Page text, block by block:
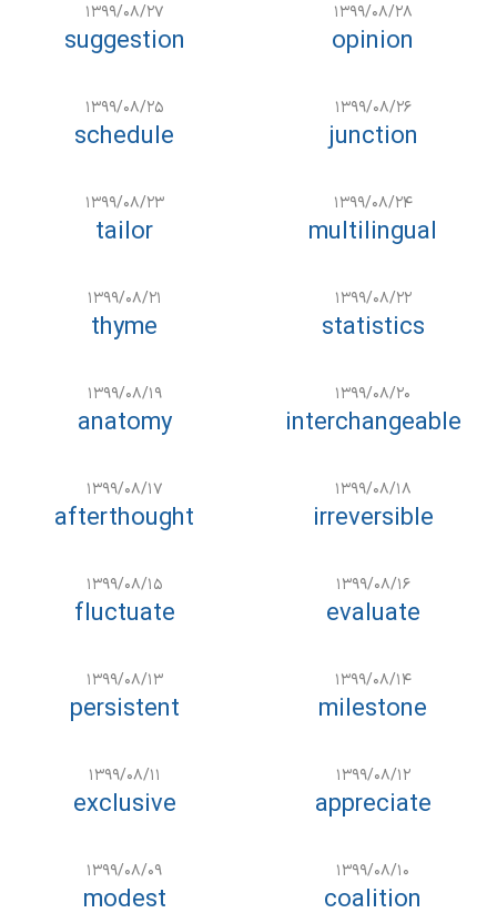
۱۳۹۹/۰۸/۲۸
opinion
۱۳۹۹/۰۸/۲۷
suggestion
۱۳۹۹/۰۸/۲۶
junction
۱۳۹۹/۰۸/۲۵
schedule
۱۳۹۹/۰۸/۲۴
multilingual
۱۳۹۹/۰۸/۲۳
tailor
۱۳۹۹/۰۸/۲۲
statistics
۱۳۹۹/۰۸/۲۱
thyme
۱۳۹۹/۰۸/۲۰
interchangeable
۱۳۹۹/۰۸/۱۹
anatomy
۱۳۹۹/۰۸/۱۸
irreversible
۱۳۹۹/۰۸/۱۷
afterthought
۱۳۹۹/۰۸/۱۶
evaluate
۱۳۹۹/۰۸/۱۵
fluctuate
۱۳۹۹/۰۸/۱۴
milestone
۱۳۹۹/۰۸/۱۳
persistent
۱۳۹۹/۰۸/۱۲
appreciate
۱۳۹۹/۰۸/۱۱
exclusive
۱۳۹۹/۰۸/۱۰
coalition
۱۳۹۹/۰۸/۰۹
modest